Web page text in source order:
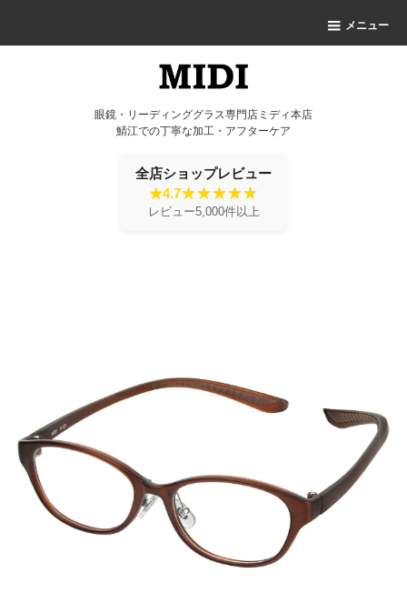
メニュー
眼鏡・リーディンググラス専門店ミディ本店
鯖江での丁寧な加工・アフターケア
全店ショップレビュー
★4.7
レビュー5,000件以上